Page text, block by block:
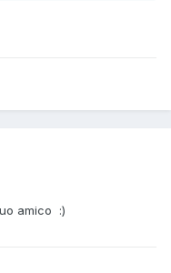
amico :)